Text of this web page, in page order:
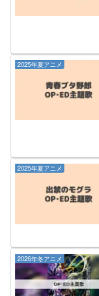
2025年夏アニメ
2025年夏アニメ
2026年冬アニメ